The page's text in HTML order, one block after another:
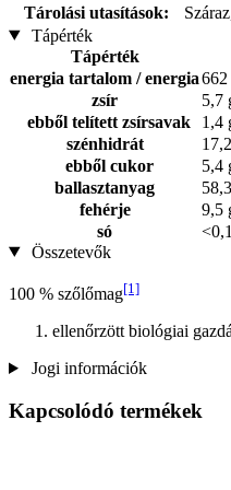
Tárolási utasítások:
Tápérték
Tápérték
energia tartalom / energia
zsír
5,7
ebből telített zsírsavak
1,4
szénhidrát
ebből cukor
5,4
ballasztanyag
fehérje
9,5
só
Összetevők
100 % szőlőmag[1]
ellenőrzött biológiai
Jogi információk
Kapcsolódó termékek